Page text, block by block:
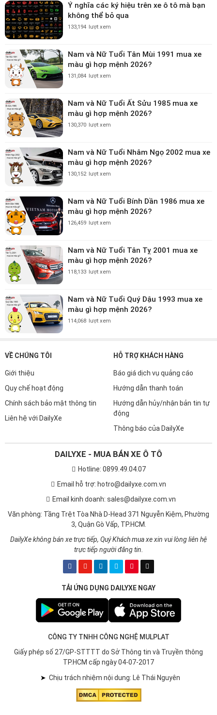
Ý nghĩa các ký hiệu trên xe ô tô mà bạn
không thể bỏ qua
133,194 lượt xem
Nam và Nữ Tuổi Tân Mùi 1991 mua xe
màu gì hợp mệnh 2026?
131,084 lượt xem
Nam và Nữ Tuổi Ất Sửu 1985 mua xe
màu gì hợp mệnh 2026?
130,370 lượt xem
Nam và Nữ Tuổi Nhâm Ngọ 2002 mua xe
màu gì hợp mệnh 2026?
130,152 lượt xem
Nam và Nữ Tuổi Bính Dần 1986 mua xe
màu gì hợp mệnh 2026?
126,459 lượt xem
Nam và Nữ Tuổi Tân Tỵ 2001 mua xe
màu gì hợp mệnh 2026?
118,133 lượt xem
Nam và Nữ Tuổi Quý Dậu 1993 mua xe
màu gì hợp mệnh 2026?
114,068 lượt xem
VỀ CHÚNG TÔI
Giới thiệu
Quy chế hoạt động
Chính sách bảo mật thông tin
Liên hệ với DailyXe
HỖ TRỢ KHÁCH HÀNG
Báo giá dịch vụ quảng cáo
Hướng dẫn thanh toán
Hướng dẫn hủy/nhận bản tin tự
động
Thông báo của DailyXe
DAILYXE - MUA BÁN XE Ô TÔ
Hotline: 0899.49.04.07
Email hỗ trợ: hotro@dailyxe.com.vn
Email kinh doanh: sales@dailyxe.com.vn
Văn phòng: Tầng Trệt Tòa Nhà D-Head 371 Nguyễn Kiệm, Phường
3, Quận Gò Vấp, TP.HCM.
DailyXe không bán xe trực tiếp, Quý Khách mua xe xin vui lòng liên hệ
trực tiếp người đăng tin.
TẢI ỨNG DỤNG DAILYXE NGAY
CÔNG TY TNHH CÔNG NGHỆ MULPLAT
Giấy phép số 27/GP-STTTT do Sở Thông tin và Truyền thông
TP.HCM cấp ngày 04-07-2017
➤ Chịu trách nhiệm nội dung: Lê Thái Nguyên